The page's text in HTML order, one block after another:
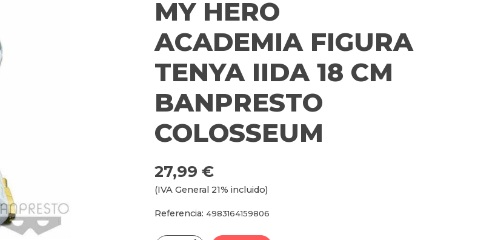
MY HERO
ACADEMIA FIGURA
TENYA IIDA 18 CM
BANPRESTO
COLOSSEUM
27,99 €
(IVA General 21% incluido)
Referencia:4983164159806